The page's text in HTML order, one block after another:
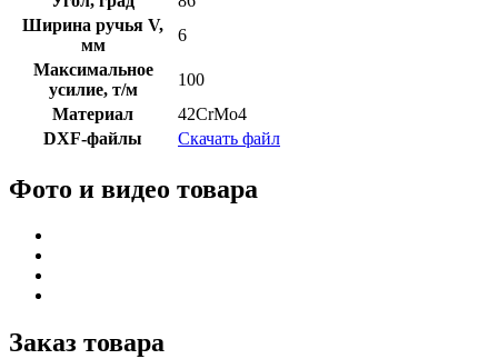
Ширина ручья V,
мм
6
Максимальное
усилие, т/м
100
Материал
42CrMo4
DXF-файлы
Скачать файл
Фото и видео товара
Заказ товара